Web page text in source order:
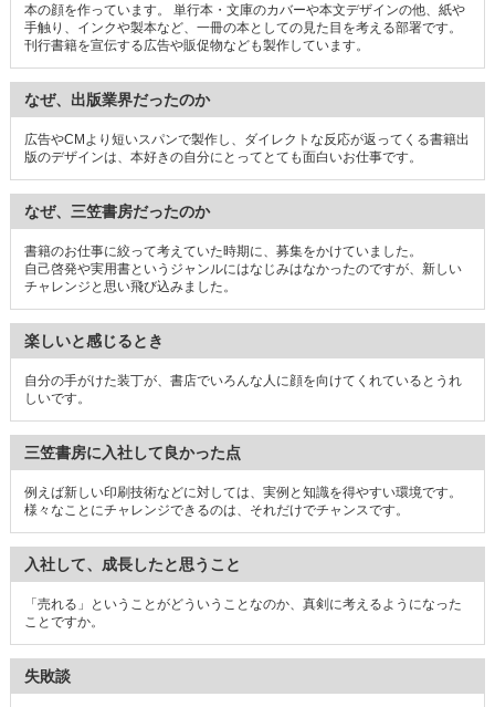
製作部 M.I.の声
本の顔を作っています。 単行本・文庫のカバーや本文デザインの他、紙や
手触り、インクや製本など、一冊の本としての見た目を考える部署です。
刊行書籍を宣伝する広告や販促物なども製作しています。
なぜ、出版業界だったのか
広告やCMより短いスパンで製作し、ダイレクトな反応が返ってくる書籍出
版のデザインは、本好きの自分にとってとても面白いお仕事です。
なぜ、三笠書房だったのか
書籍のお仕事に絞って考えていた時期に、募集をかけていました。
自己啓発や実用書というジャンルにはなじみはなかったのですが、新しい
チャレンジと思い飛び込みました。
楽しいと感じるとき
自分の手がけた装丁が、書店でいろんな人に顔を向けてくれているとうれ
しいです。
三笠書房に入社して良かった点
例えば新しい印刷技術などに対しては、実例と知識を得やすい環境です。
様々なことにチャレンジできるのは、それだけでチャンスです。
入社して、成長したと思うこと
「売れる」ということがどういうことなのか、真剣に考えるようになった
ことですか。
失敗談